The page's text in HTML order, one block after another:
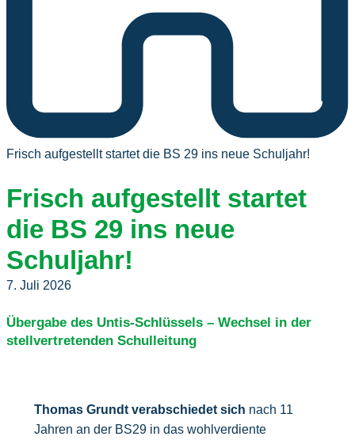
Frisch aufgestellt startet die BS 29 ins neue Schuljahr!
Frisch aufgestellt startet
die BS 29 ins neue
Schuljahr!
7. Juli 2026
Übergabe des Untis-Schlüssels – Wechsel in der
stellvertretenden Schulleitung
Thomas Grundt verabschiedet sich nach 11
Jahren an der BS29 in das wohlverdiente